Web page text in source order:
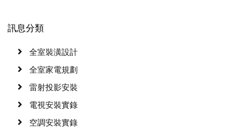
訊息分類
全室裝潢設計
全室家電規劃
雷射投影安裝
電視安裝實錄
空調安裝實錄